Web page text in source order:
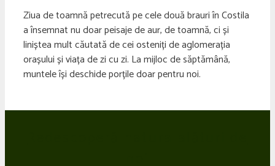
Ziua de toamnă petrecută pe cele două brauri în Costila
a însemnat nu doar peisaje de aur, de toamnă, ci și
liniștea mult căutată de cei osteniți de aglomerația
orașului și viața de zi cu zi. La mijloc de săptămână,
muntele își deschide porțile doar pentru noi.